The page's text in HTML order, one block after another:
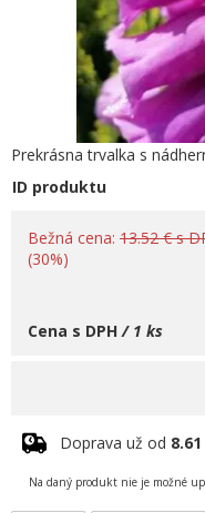
Prekrásna trvalka s
ID produktu
Bežná cena: 13.52 € s
(30%)
Cena s DPH/ 1 ks
Doprava už od
Na daný produkt nie je možné